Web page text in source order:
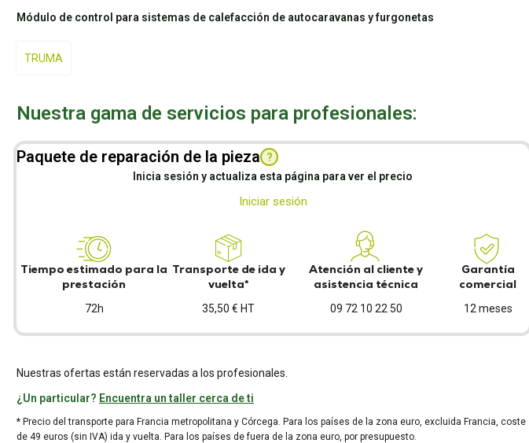
Módulo de control para sistemas de calefacción de autocaravanas y furgonetas
TRUMA
Nuestra gama de servicios para profesionales:
Paquete de reparación de la pieza ?
Inicia sesión y actualiza esta página para ver el precio
Iniciar sesión
Tiempo estimado para la
prestación
72h
Transporte de ida y
vuelta*
35,50 € HT
Atención al cliente y
asistencia técnica
09 72 10 22 50
Garantía
comercial
12 meses
Nuestras ofertas están reservadas a los profesionales.
¿Un particular? Encuentra un taller cerca de ti
* Precio del transporte para Francia metropolitana y Córcega. Para los países de la zona euro, excluida Francia, coste
de 49 euros (sin IVA) ida y vuelta. Para los países de fuera de la zona euro, por presupuesto.